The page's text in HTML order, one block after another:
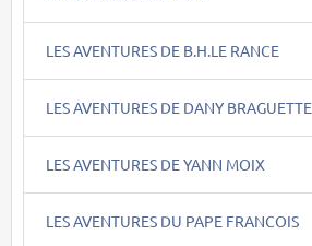
LES AVENTURES DE B.H.LE RANCE
LES AVENTURES DE DANY BRAGUETTE
LES AVENTURES DE YANN MOIX
LES AVENTURES DU PAPE FRANCOIS